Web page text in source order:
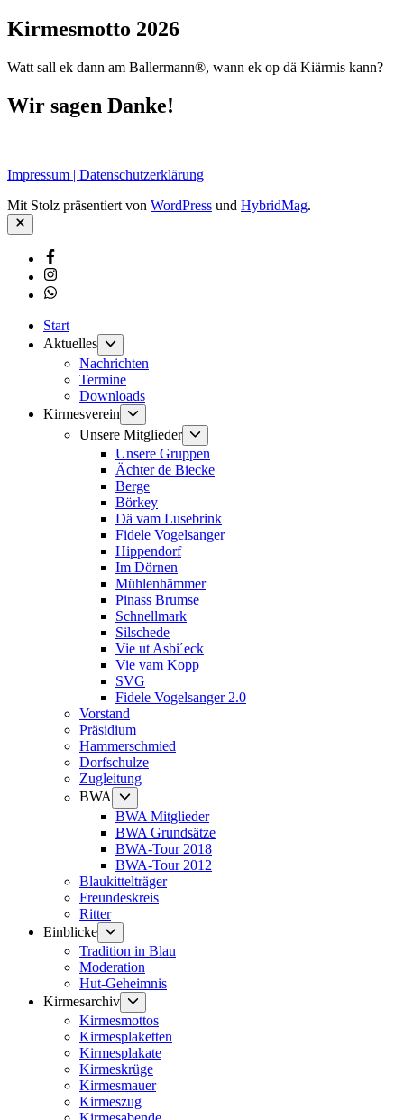
Kirmesmotto 2026
Watt sall ek dann am Ballermann®, wann ek op dä Kiärmis kann?
Wir sagen Danke!
Impressum | Datenschutzerklärung
Mit Stolz präsentiert von WordPress und HybridMag.
Schließen
Facebook
Instagram
Whatsapp
Start
Aktuelles
Untermenü
anzeigen
Nachrichten
Termine
Downloads
Kirmesverein
anzeigen
Unsere Mitglieder
anzeigen
Unsere Gruppen
Ächter de Biecke
Berge
Börkey
Dä vam Lusebrink
Fidele Vogelsanger
Hippendorf
Im Dörnen
Mühlenhämmer
Pinass Brumse
Schnellmark
Silschede
Vie ut Asbi´eck
Vie vam Kopp
SVG
Fidele Vogelsanger 2.0
Vorstand
Präsidium
Hammerschmied
Dorfschulze
Zugleitung
BWA
Untermenü
anzeigen
BWA Mitglieder
BWA Grundsätze
BWA-Tour 2018
BWA-Tour 2012
Blaukittelträger
Freundeskreis
Ritter
Einblicke
anzeigen
Tradition in Blau
Moderation
Hut-Geheimnis
Kirmesarchiv
anzeigen
Kirmesmottos
Kirmesplaketten
Kirmesplakate
Kirmeskrüge
Kirmesmauer
Kirmeszug